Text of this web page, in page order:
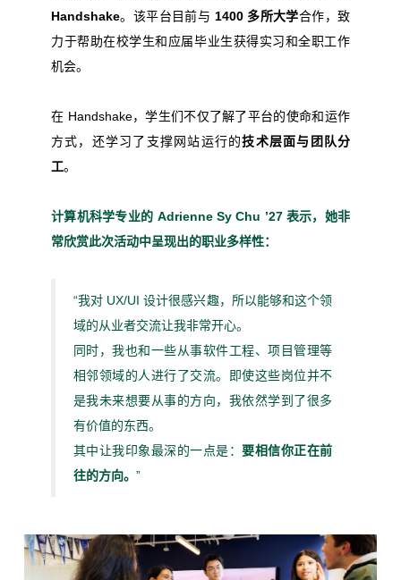
Handshake。该平台目前与 1400 多所大学合作，致
力于帮助在校学生和应届毕业生获得实习和全职工作
机会。
在 Handshake，学生们不仅了解了平台的使命和运作
方式，还学习了支撑网站运行的技术层面与团队分
工。
计算机科学专业的 Adrienne Sy Chu ’27表示，她非
常欣赏此次活动中呈现出的职业多样性：
“我对 UX/UI 设计很感兴趣，所以能够和这个领
域的从业者交流让我非常开心。
同时，我也和一些从事软件工程、项目管理等
相邻领域的人进行了交流。即使这些岗位并不
是我未来想要从事的方向，我依然学到了很多
有价值的东西。
其中让我印象最深的一点是：要相信你正在前
往的方向。 ”